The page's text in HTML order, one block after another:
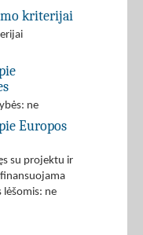
kriterijai
ne
Europos
su projektu ir
lėšomis: ne